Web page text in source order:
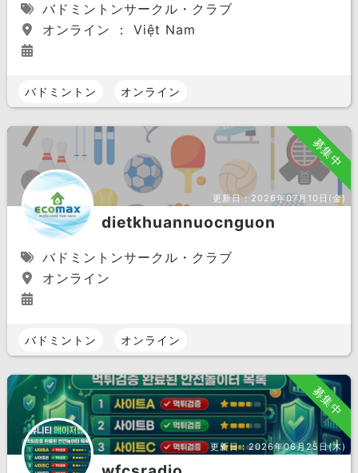
バドミントンサークル・クラブ
オンライン ： Việt Nam
バドミントン オンライン
募集中
更新日： 2026年07月10日(金)
dietkhuannuocnguon
バドミントンサークル・クラブ
オンライン
バドミントン オンライン
募集中
更新日：2026年06月25日(木)